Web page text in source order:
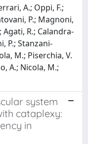
A.; Oppi, F.;
P.; Magnoni,
Agati, R.; Calandra-
P.; Stanzani-
M.; Piserchia, V.
A.; Nicola, M.;
system
cataplexy:
in